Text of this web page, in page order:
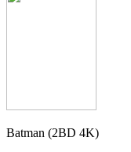
Batman (2BD 4K)